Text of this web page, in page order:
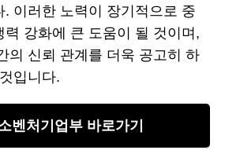
. 이러한 노력이 장기적으로 중
력 강화에 큰 도움이 될 것이며,
의 신뢰 관계를 더욱 공고히 하
입니다.
벤처기업부 바로가기